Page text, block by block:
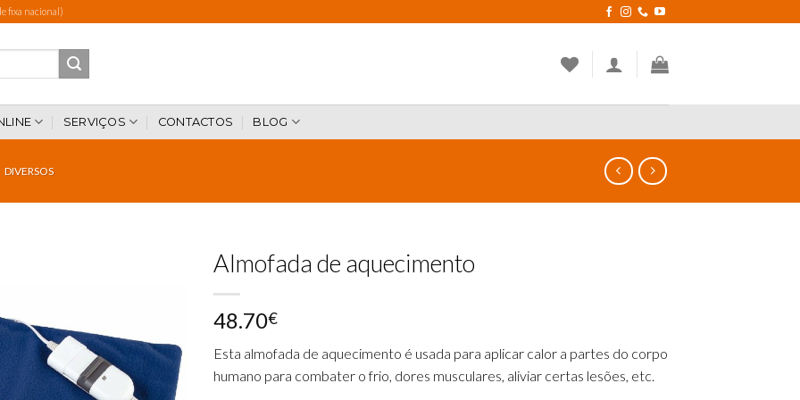
fixa nacional)
SERVIÇOS CONTACTOS BLOG
DIVERSOS
wishlist
Almofada de aquecimento
48.70€
Esta almofada de aquecimento é usada para aplicar calor a partes do corpo
humano para combater o frio, dores musculares, aliviar certas lesões, etc.